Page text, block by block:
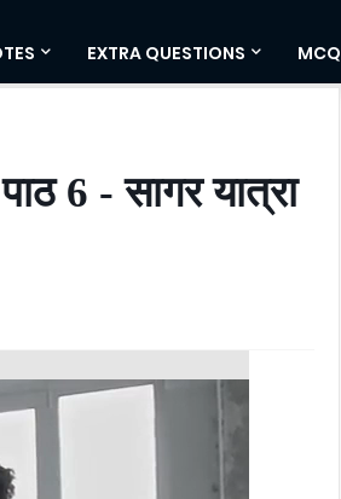
EXTRA QUESTIONS MCQ
6 - सागर यात्रा